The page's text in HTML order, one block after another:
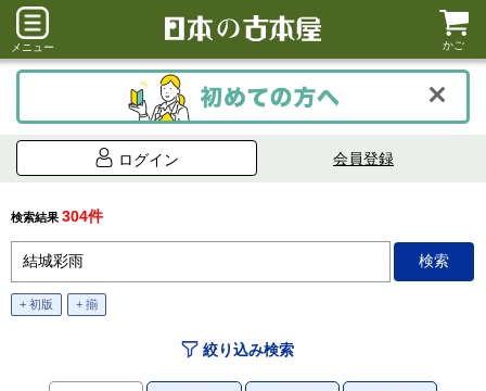
メニュー かご
ログイン 会員登録
検索結果 304件
+ 初版 + 揃
絞り込み検索